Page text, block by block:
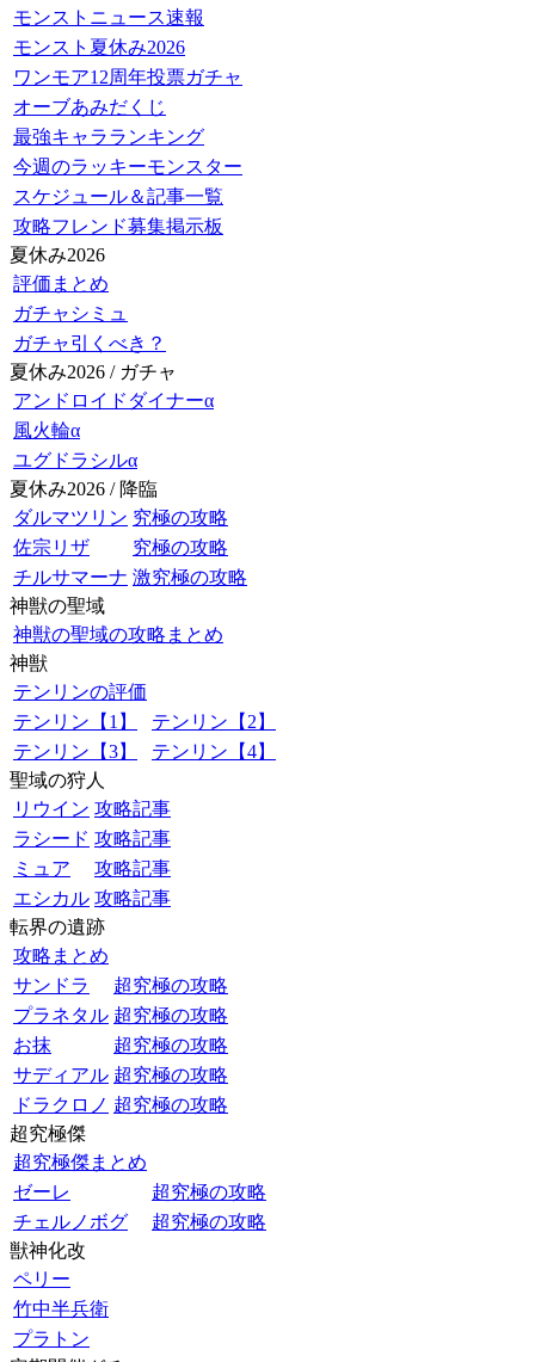
モンストニュース速報
モンスト夏休み2026
ワンモア12周年投票ガチャ
オーブあみだくじ
最強キャラランキング
今週のラッキーモンスター
スケジュール＆記事一覧
攻略フレンド募集掲示板
夏休み2026
評価まとめ
ガチャシミュ
ガチャ引くべき？
夏休み2026 / ガチャ
アンドロイドダイナーα
風火輪α
ユグドラシルα
夏休み2026 / 降臨
ダルマツリン 究極の攻略
佐宗リザ
究極の攻略
チルサマーナ 激究極の攻略
神獣の聖域
神獣の聖域の攻略まとめ
神獣
テンリンの評価
テンリン【1】
テンリン【2】
テンリン【3】
テンリン【4】
聖域の狩人
リウイン 攻略記事
ラシード 攻略記事
ミュア
攻略記事
エシカル 攻略記事
転界の遺跡
攻略まとめ
サンドラ
超究極の攻略
プラネタル 超究極の攻略
お抹
超究極の攻略
サディアル 超究極の攻略
ドラクロノ 超究極の攻略
超究極傑
超究極傑まとめ
ゼーレ
超究極の攻略
チェルノボグ
超究極の攻略
獣神化改
ペリー
竹中半兵衛
プラトン